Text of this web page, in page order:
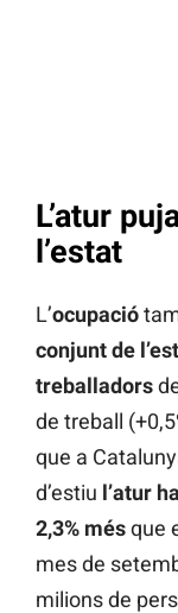
L’atur
l’estat
L’ocupació
conjunt de
treballadors
de treball
que a
d’estiu l’atur
2,3% mésque
mes de
milions de